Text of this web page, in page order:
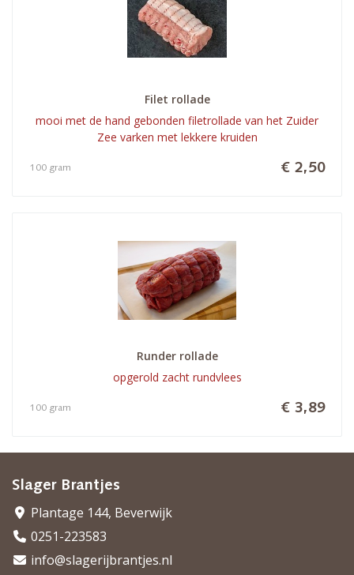
Filet rollade
mooi met de hand gebonden filetrollade van het Zuider
Zee varken met lekkere kruiden
€ 2,50
100 gram
Runder rollade
opgerold zacht rundvlees
€ 3,89
100 gram
Slager Brantjes
Plantage 144, Beverwijk
0251-223583
info@slagerijbrantjes.nl